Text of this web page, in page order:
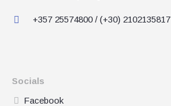
+357 25574800 / (+30) 2102135817
Socials
Facebook